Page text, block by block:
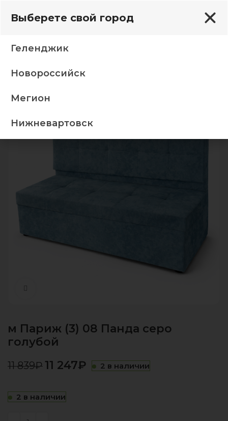
и стулья м Париж (3) 08 Панда серо голубой
м Париж (3) 08 Панда серо
голубой
11 839₽ 11 247₽ 2 в наличии
2 в наличии
Выберете свой город
Геленджик
Новороссийск
Мегион
Нижневартовск